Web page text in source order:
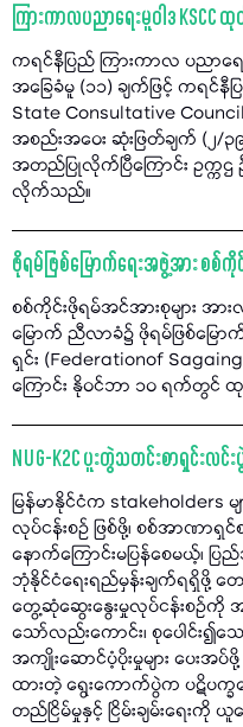
ကြားကာလပညာရေးမူဝါဒ KSCC
ကရင်နီပြည် ကြားကာလ ပညာရေး
အခြေခံမူ (၁၁) ချက်ဖြင့် ကရင်
State Consultative
အစည်းအဝေး ဆုံးဖြတ်ချက် (၂
အတည်ပြုလိုက်ပြီကြောင်း ဥက္ကဌ
လိုက်သည်။
ဖိုရမ်ဖြစ်မြောက်ရေးအဖွဲ့အား စစ်
စစ်ကိုင်းဖိုရမ်အင်အားစုများ
မြောက် ညီလာခံ၌ ဖိုရမ်ဖြစ်မြေ
ရှင်း (Federationof
ကြောင်း နိုဝင်ဘာ ၁၀ ရက်တွ
NUG-K2C ပူးတွဲသတင်းစာရှင်းလင်
မြန်မာနိုင်ငံက stakeholders
လုပ်ငန်းစဉ် ဖြစ်ဖို့၊ စစ်အာဏာရှ
နောက်ကြောင်းမပြန်စေမယ့်
ဘုံနိုင်ငံရေးရည်မှန်းချက်ရရှိဖို့ တ
တွေ့ဆုံဆွေးနွေးမှုလုပ်ငန်းစဥ်ကို
သော်လည်းကောင်း၊ စုပေါင်း
အကျိုးဆောင်ပံ့ပိုးမှုများ ပေး
ထားတဲ့ ရွေးကောက်ပွဲက ပဋိပက္ခတွ
တည်ငြိမ်မှုနှင့် ငြိမ်းချမ်းရေးကို